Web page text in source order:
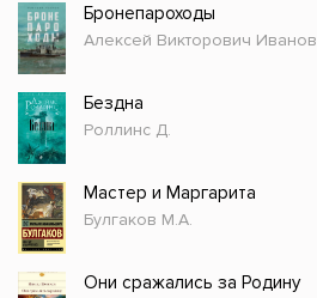
Бронепароходы
Алексей Викторович Иванов
Бездна
Роллинс Д.
Мастер и Маргарита
Булгаков М.А.
Они сражались за Родину